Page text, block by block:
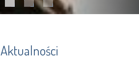
Aktualności